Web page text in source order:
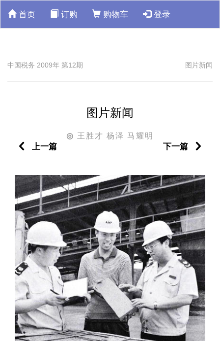
首页 订购 购物车 登录
中国税务 2009年 第12期 图片新闻
图片新闻
◎ 王胜才 杨泽 马耀明
上一篇
下一篇